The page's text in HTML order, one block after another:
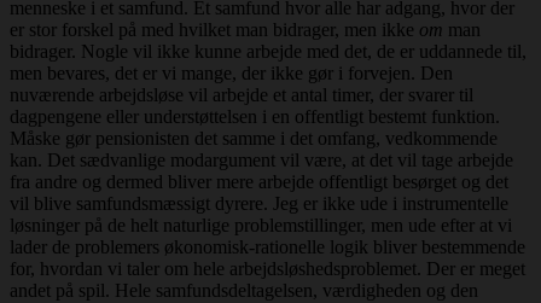
menneske i et samfund. Et samfund hvor alle har adgang, hvor der
er stor forskel på med hvilket man bidrager, men ikke om man
bidrager. Nogle vil ikke kunne arbejde med det, de er uddannede til,
men bevares, det er vi mange, der ikke gør i forvejen. Den
nuværende arbejdsløse vil arbejde et antal timer, der svarer til
dagpengene eller understøttelsen i en offentligt bestemt funktion.
Måske gør pensionisten det samme i det omfang, vedkommende
kan. Det sædvanlige modargument vil være, at det vil tage arbejde
fra andre og dermed bliver mere arbejde offentligt besørget og det
vil blive samfundsmæssigt dyrere. Jeg er ikke ude i instrumentelle
løsninger på de helt naturlige problemstillinger, men ude efter at vi
lader de problemers økonomisk-rationelle logik bliver bestemmende
for, hvordan vi taler om hele arbejdsløshedsproblemet. Der er meget
andet på spil. Hele samfundsdeltagelsen, værdigheden og den